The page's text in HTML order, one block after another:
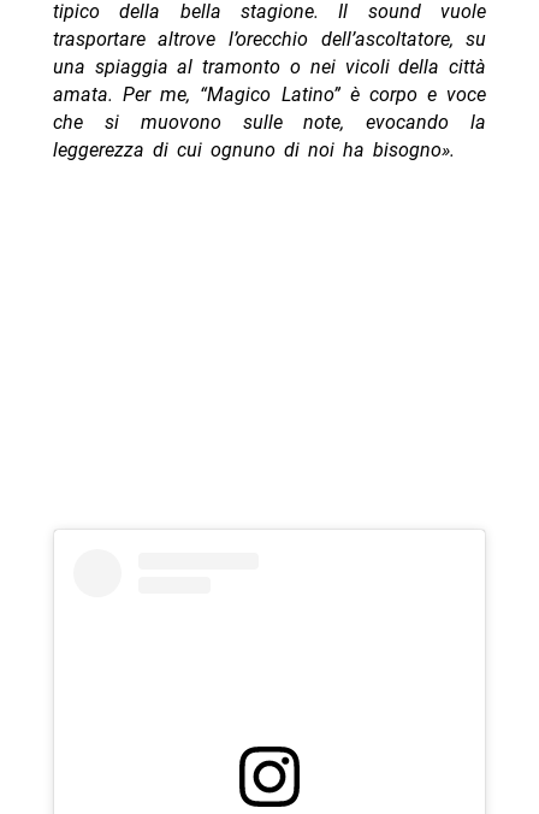
tipico della bella stagione. Il sound vuole
trasportare altrove l’orecchio dell’ascoltatore, su
una spiaggia al tramonto o nei vicoli della città
amata. Per me, “Magico Latino” è corpo e voce
che si muovono sulle note, evocando la
leggerezza di cui ognuno di noi ha bisogno».